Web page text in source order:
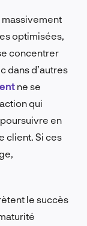
optimisées,
concentrer
dans d’autres
ne se
qui
en
client. Si ces
le succès